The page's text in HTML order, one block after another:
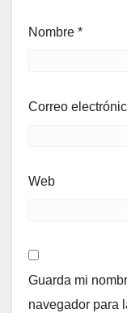
Nombre *
Correo
Web
Guarda mi
navegador para